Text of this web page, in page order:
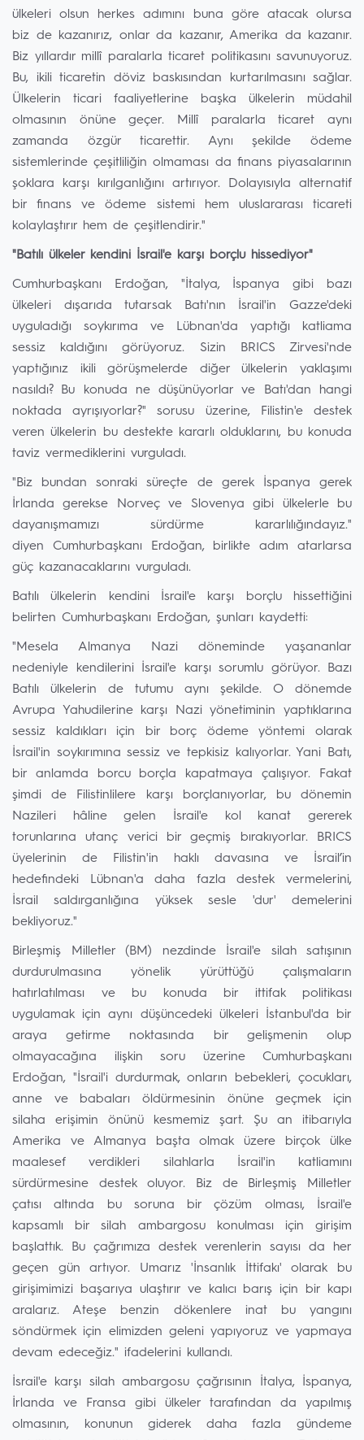
ülkeleri olsun herkes adımını buna göre atacak olursa
biz de kazanırız, onlar da kazanır, Amerika da kazanır.
Biz yıllardır millî paralarla ticaret politikasını savunuyoruz.
Bu, ikili ticaretin döviz baskısından kurtarılmasını sağlar.
Ülkelerin ticari faaliyetlerine başka ülkelerin müdahil
olmasının önüne geçer. Millî paralarla ticaret aynı
zamanda özgür ticarettir. Aynı şekilde ödeme
sistemlerinde çeşitliliğin olmaması da finans piyasalarının
şoklara karşı kırılganlığını artırıyor. Dolayısıyla alternatif
bir finans ve ödeme sistemi hem uluslararası ticareti
kolaylaştırır hem de çeşitlendirir."
"Batılı ülkeler kendini İsrail'e karşı borçlu hissediyor"
Cumhurbaşkanı Erdoğan, "İtalya, İspanya gibi bazı
ülkeleri dışarıda tutarsak Batı'nın İsrail'in Gazze'deki
uyguladığı soykırıma ve Lübnan'da yaptığı katliama
sessiz kaldığını görüyoruz. Sizin BRICS Zirvesi'nde
yaptığınız ikili görüşmelerde diğer ülkelerin yaklaşımı
nasıldı? Bu konuda ne düşünüyorlar ve Batı'dan hangi
noktada ayrışıyorlar?" sorusu üzerine, Filistin'e destek
veren ülkelerin bu destekte kararlı olduklarını, bu konuda
taviz vermediklerini vurguladı.
"Biz bundan sonraki süreçte de gerek İspanya gerek
İrlanda gerekse Norveç ve Slovenya gibi ülkelerle bu
dayanışmamızı sürdürme kararlılığındayız."
diyen Cumhurbaşkanı Erdoğan, birlikte adım atarlarsa
güç kazanacaklarını vurguladı.
Batılı ülkelerin kendini İsrail'e karşı borçlu hissettiğini
belirten Cumhurbaşkanı Erdoğan, şunları kaydetti:
"Mesela Almanya Nazi döneminde yaşananlar
nedeniyle kendilerini İsrail'e karşı sorumlu görüyor. Bazı
Batılı ülkelerin de tutumu aynı şekilde. O dönemde
Avrupa Yahudilerine karşı Nazi yönetiminin yaptıklarına
sessiz kaldıkları için bir borç ödeme yöntemi olarak
İsrail'in soykırımına sessiz ve tepkisiz kalıyorlar. Yani Batı,
bir anlamda borcu borçla kapatmaya çalışıyor. Fakat
şimdi de Filistinlilere karşı borçlanıyorlar, bu dönemin
Nazileri hâline gelen İsrail'e kol kanat gererek
torunlarına utanç verici bir geçmiş bırakıyorlar. BRICS
üyelerinin de Filistin'in haklı davasına ve İsrail’in
hedefindeki Lübnan'a daha fazla destek vermelerini,
İsrail saldırganlığına yüksek sesle 'dur' demelerini
bekliyoruz."
Birleşmiş Milletler (BM) nezdinde İsrail'e silah satışının
durdurulmasına yönelik yürüttüğü çalışmaların
hatırlatılması ve bu konuda bir ittifak politikası
uygulamak için aynı düşüncedeki ülkeleri İstanbul'da bir
araya getirme noktasında bir gelişmenin olup
olmayacağına ilişkin soru üzerine Cumhurbaşkanı
Erdoğan, "İsrail'i durdurmak, onların bebekleri, çocukları,
anne ve babaları öldürmesinin önüne geçmek için
silaha erişimin önünü kesmemiz şart. Şu an itibarıyla
Amerika ve Almanya başta olmak üzere birçok ülke
maalesef verdikleri silahlarla İsrail'in katliamını
sürdürmesine destek oluyor. Biz de Birleşmiş Milletler
çatısı altında bu soruna bir çözüm olması, İsrail'e
kapsamlı bir silah ambargosu konulması için girişim
başlattık. Bu çağrımıza destek verenlerin sayısı da her
geçen gün artıyor. Umarız 'İnsanlık İttifakı' olarak bu
girişimimizi başarıya ulaştırır ve kalıcı barış için bir kapı
aralarız. Ateşe benzin dökenlere inat bu yangını
söndürmek için elimizden geleni yapıyoruz ve yapmaya
devam edeceğiz." ifadelerini kullandı.
İsrail'e karşı silah ambargosu çağrısının İtalya, İspanya,
İrlanda ve Fransa gibi ülkeler tarafından da yapılmış
olmasının, konunun giderek daha fazla gündeme